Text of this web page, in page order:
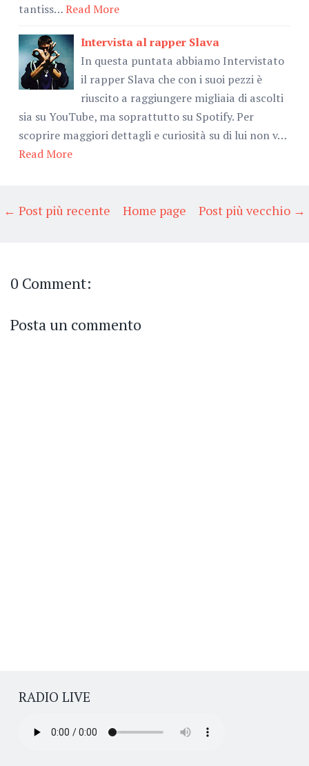
tantiss…Read More
Intervista al rapper Slava
In questa puntata abbiamo Intervistato
il rapper Slava che con i suoi pezzi è
riuscito a raggiungere migliaia di ascolti
sia su YouTube, ma soprattutto su Spotify. Per
scoprire maggiori dettagli e curiosità su di lui non v…
Read More
← Post più recente Post più vecchio →
Home page
0 Comment:
Posta un commento
RADIO LIVE